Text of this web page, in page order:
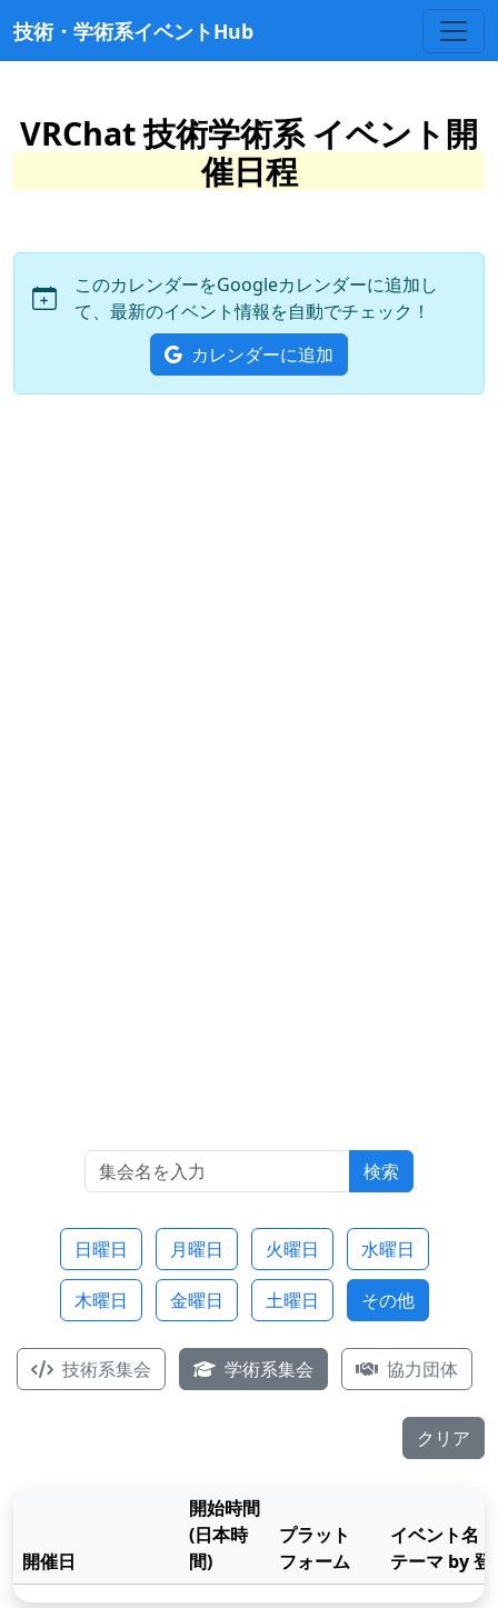
技術・学術系イベントHub
VRChat 技術学術系 イベント開
催日程
このカレンダーをGoogleカレンダーに追加し
て、最新のイベント情報を自動でチェック！
カレンダーに追加
検索
日曜日 月曜日 火曜日 水曜日
木曜日 金曜日 土曜日 その他
技術系集会 学術系集会 協力団体
クリア
開催日
開始時間
(日本時
間)
プラット
フォーム
イベント名
テーマ by 登